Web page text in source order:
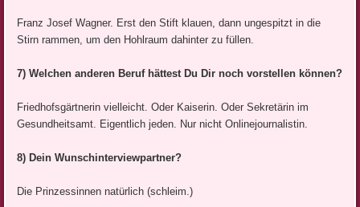
Franz Josef Wagner. Erst den Stift klauen, dann ungespitzt in die
Stirn rammen, um den Hohlraum dahinter zu füllen.
7) Welchen anderen Beruf hättest Du Dir noch vorstellen können?
Friedhofsgärtnerin vielleicht. Oder Kaiserin. Oder Sekretärin im
Gesundheitsamt. Eigentlich jeden. Nur nicht Onlinejournalistin.
8) Dein Wunschinterviewpartner?
Die Prinzessinnen natürlich (schleim.)